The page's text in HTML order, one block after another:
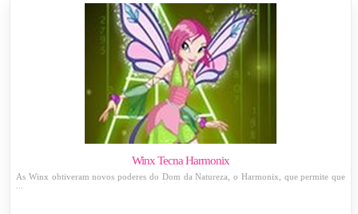
Winx Tecna Harmonix
As Winx obtiveram novos poderes do Dom da Natureza, o Harmonix, que permite que